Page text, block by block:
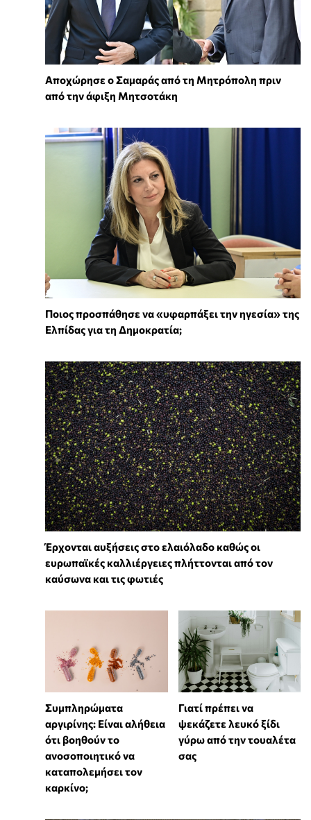
Αποχώρησε ο Σαμαράς από τη Μητρόπολη πριν
από την άφιξη Μητσοτάκη
Ποιος προσπάθησε να «υφαρπάξει την ηγεσία» της
Ελπίδας για τη Δημοκρατία;
Έρχονται αυξήσεις στο ελαιόλαδο καθώς οι
ευρωπαϊκές καλλιέργειες πλήττονται από τον
καύσωνα και τις φωτιές
⁠Συμπληρώματα
αργιρίνης: Είναι αλήθεια
ότι βοηθούν το
ανοσοποιητικό να
καταπολεμήσει τον
καρκίνο;
Γιατί πρέπει να
ψεκάζετε λευκό ξίδι
γύρω από την τουαλέτα
σας